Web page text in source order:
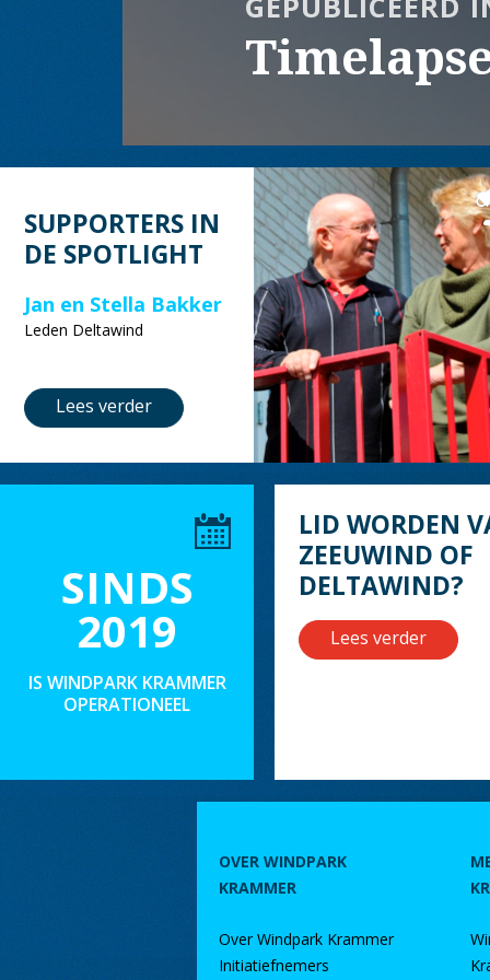
SUPPORTERS IN
DE SPOTLIGHT
Jan en Stella Bakker
Leden Deltawind
Lees verder
SINDS
2019
IS WINDPARK KRAMMER
OPERATIONEEL
LID WORDEN
ZEEUWIND OF
DELTAWIND?
Lees verder
OVER WINDPARK
KRAMMER
Over Windpark Krammer
Initiatiefnemers